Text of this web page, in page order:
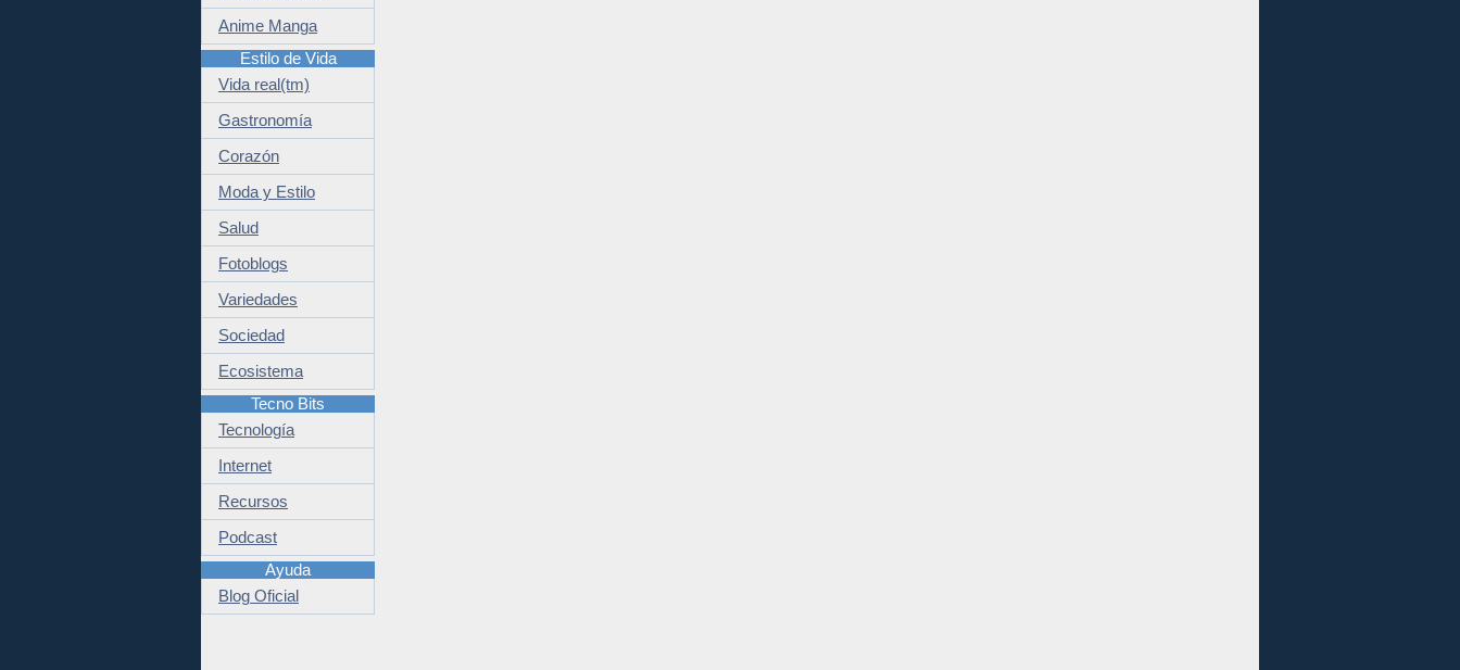
Anime Manga
Estilo de Vida
Vida real(tm)
Gastronomía
Corazón
Moda y Estilo
Salud
Fotoblogs
Variedades
Sociedad
Ecosistema
Tecno Bits
Tecnología
Internet
Recursos
Podcast
Ayuda
Blog Oficial